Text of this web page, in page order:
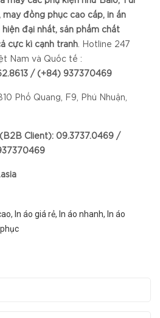
may đồng phục cao cấp, in ấn
đại nhất, sản phẩm chất
cực kì cạnh tranh . Hotline 247
Nam và Quốc tế :
/ (+84) 937370469
Phổ Quang, F9, Phú Nhuận,
Client): 09.3737.0469 /
, In áo giá rẻ, In áo nhanh, In áo